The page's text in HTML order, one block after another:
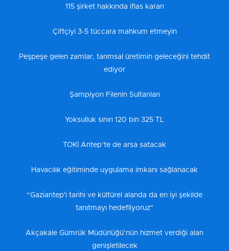
115 şirket hakkında iflas kararı
Çiftçiyi 3-5 tüccara mahkum etmeyin
Peşpeşe gelen zamlar, tarımsal üretimin geleceğini tehdit
ediyor
Şampiyon Filenin Sultanları
Yoksulluk sınırı 120 bin 325 TL
TOKİ Antep’te de arsa satacak
Havacılık eğitiminde uygulama imkanı sağlanacak
“Gaziantep'i tarihi ve kültürel alanda da en iyi şekilde
tanıtmayı hedefliyoruz"
Akçakale Gümrük Müdürlüğü’nün hizmet verdiği alan
genişletilecek